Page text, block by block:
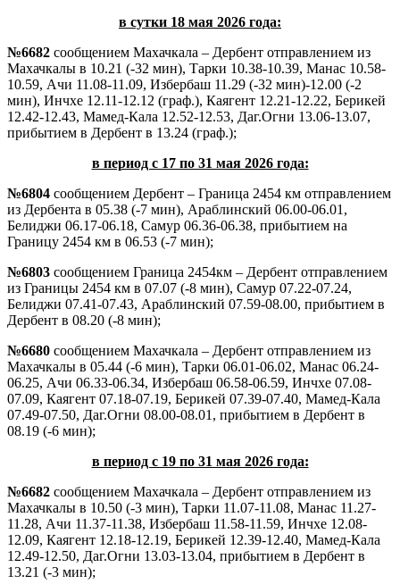
в сутки 18 мая 2026 года:
№6682 сообщением Махачкала – Дербент отправлением из
Махачкалы в 10.21 (-32 мин), Тарки 10.38-10.39, Манас 10.58-
10.59, Ачи 11.08-11.09, Избербаш 11.29 (-32 мин)-12.00 (-2
мин), Инчхе 12.11-12.12 (граф.), Каягент 12.21-12.22, Берикей
12.42-12.43, Мамед-Кала 12.52-12.53, Даг.Огни 13.06-13.07,
прибытием в Дербент в 13.24 (граф.);
в период с 17 по 31 мая 2026 года:
№6804 сообщением Дербент – Граница 2454 км отправлением
из Дербента в 05.38 (-7 мин), Араблинский 06.00-06.01,
Белиджи 06.17-06.18, Самур 06.36-06.38, прибытием на
Границу 2454 км в 06.53 (-7 мин);
№6803 сообщением Граница 2454км – Дербент отправлением
из Границы 2454 км в 07.07 (-8 мин), Самур 07.22-07.24,
Белиджи 07.41-07.43, Араблинский 07.59-08.00, прибытием в
Дербент в 08.20 (-8 мин);
№6680 сообщением Махачкала – Дербент отправлением из
Махачкалы в 05.44 (-6 мин), Тарки 06.01-06.02, Манас 06.24-
06.25, Ачи 06.33-06.34, Избербаш 06.58-06.59, Инчхе 07.08-
07.09, Каягент 07.18-07.19, Берикей 07.39-07.40, Мамед-Кала
07.49-07.50, Даг.Огни 08.00-08.01, прибытием в Дербент в
08.19 (-6 мин);
в период с 19 по 31 мая 2026 года:
№6682 сообщением Махачкала – Дербент отправлением из
Махачкалы в 10.50 (-3 мин), Тарки 11.07-11.08, Манас 11.27-
11.28, Ачи 11.37-11.38, Избербаш 11.58-11.59, Инчхе 12.08-
12.09, Каягент 12.18-12.19, Берикей 12.39-12.40, Мамед-Кала
12.49-12.50, Даг.Огни 13.03-13.04, прибытием в Дербент в
13.21 (-3 мин);